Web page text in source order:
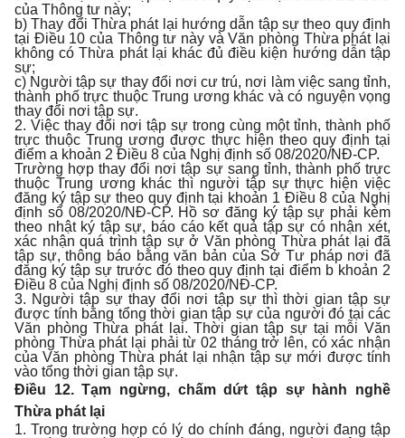
của Thông tư này;
b) Thay đổi Thừa phát lại hướng dẫn tập sự theo quy định
tại Điều 10 của Thông tư này và Văn phòng Thừa phát lại
không có Thừa phát lại khác đủ điều kiện hướng dẫn tập
sự;
c) Người tập sự thay đổi nơi cư trú, nơi làm việc sang tỉnh,
thành phố trực thuộc Trung ương khác và có nguyện vọng
thay đổi nơi tập sự.
2. Việc thay đổi nơi tập sự trong cùng một tỉnh, thành phố
trực thuộc Trung ương được thực hiện theo quy định tại
điểm a khoản 2 Điều 8 của Nghị định số 08/2020/NĐ-CP.
Trường hợp thay đổi nơi tập sự sang tỉnh, thành phố trực
thuộc Trung ương khác thì người tập sự thực hiện việc
đăng ký tập sự theo quy định tại khoản 1 Điều 8 của Nghị
định số 08/2020/NĐ-CP. Hồ sơ đăng ký tập sự phải kèm
theo nhật ký tập sự, báo cáo kết quả tập sự có nhận xét,
xác nhận quá trình tập sự ở Văn phòng Thừa phát lại đã
tập sự, thông báo bằng văn bản của Sở Tư pháp nơi đã
đăng ký tập sự trước đó theo quy định tại điểm b khoản 2
Điều 8 của Nghị định số 08/2020/NĐ-CP.
3. Người tập sự thay đổi nơi tập sự thì thời gian tập sự
được tính bằng tổng thời gian tập sự của người đó tại các
Văn phòng Thừa phát lại. Thời gian tập sự tại mỗi Văn
phòng Thừa phát lại phải từ 02 tháng trở lên, có xác nhận
của Văn phòng Thừa phát lại nhận tập sự mới được tính
vào tổng thời gian tập sự.
Điều 12. Tạm ngừng, chấm dứt tập sự hành nghề
Thừa phát lại
1. Trong trường hợp có lý do chính đáng, người đang tập